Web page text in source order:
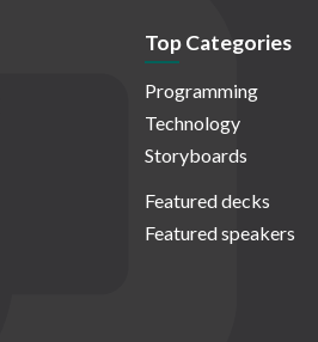
Top Categories
Programming
Technology
Storyboards
Featured decks
Featured speakers